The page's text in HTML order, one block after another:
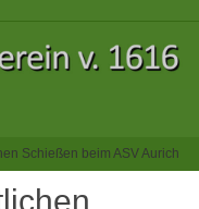
Schießen beim ASV Aurich